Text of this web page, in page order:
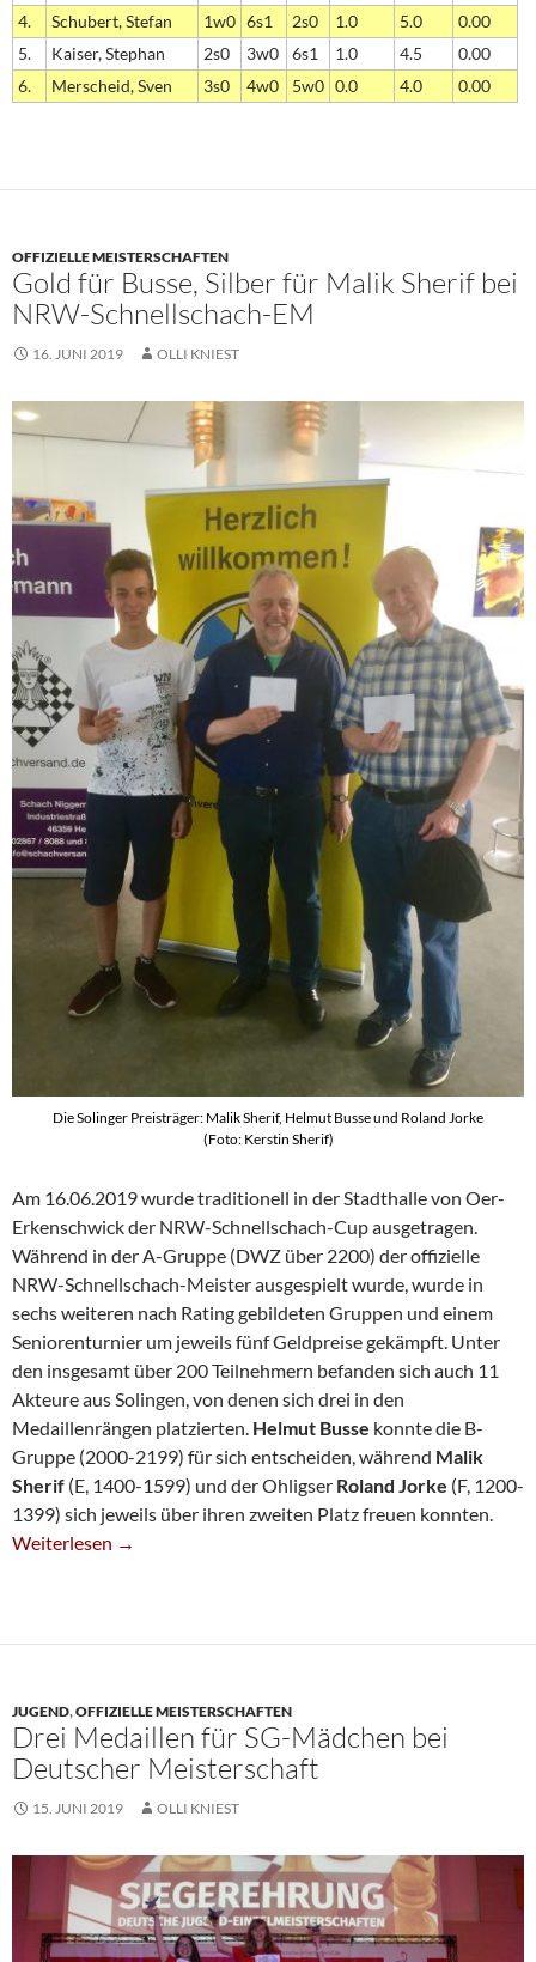
4.
Schubert, Stefan 1w0 6s1 2s0 1.0 5.0
0.00
5.
Kaiser, Stephan 2s0 3w0 6s1 1.0 4.5
0.00
6.
Merscheid, Sven 3s0 4w0 5w0 0.0 4.0 0.00
OFFIZIELLE MEISTERSCHAFTEN
Gold für Busse, Silber für Malik Sherif bei
NRW-Schnellschach-EM
16. JUNI 2019 OLLI KNIEST
Die Solinger Preisträger: Malik Sherif, Helmut Busse und Roland Jorke
(Foto: Kerstin Sherif)
Am 16.06.2019 wurde traditionell in der Stadthalle von Oer-
Erkenschwick der NRW-Schnellschach-Cup ausgetragen.
Während in der A-Gruppe (DWZ über 2200) der offizielle
NRW-Schnellschach-Meister ausgespielt wurde, wurde in
sechs weiteren nach Rating gebildeten Gruppen und einem
Seniorenturnier um jeweils fünf Geldpreise gekämpft. Unter
den insgesamt über 200 Teilnehmern befanden sich auch 11
Akteure aus Solingen, von denen sich drei in den
Medaillenrängen platzierten. Helmut Busse konnte die B-
Gruppe (2000-2199) für sich entscheiden, während Malik
Sherif (E, 1400-1599) und der Ohligser Roland Jorke (F, 1200-
1399) sich jeweils über ihren zweiten Platz freuen konnten.
Gold Für Busse, Silber Für Malik Sherif Bei NRW-
Weiterlesen →
JUGEND,OFFIZIELLE MEISTERSCHAFTEN
Drei Medaillen für SG-Mädchen bei
Deutscher Meisterschaft
15. JUNI 2019 OLLI KNIEST